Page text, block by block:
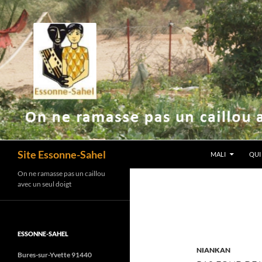
Site Essonne-Sahel
MALI
QUI
NIANKAN
On ne ramasse pas un caillou
avec un seul doigt
ESSONNE-SAHEL
Bures-sur-Yvette 91440